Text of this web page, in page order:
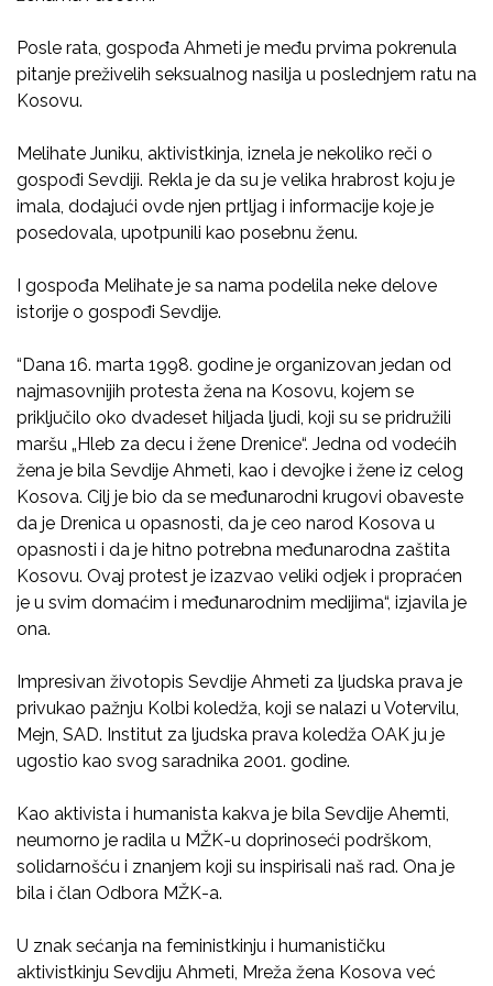
Posle rata, gospođa Ahmeti je među prvima pokrenula
pitanje preživelih seksualnog nasilja u poslednjem ratu na
Kosovu.
Melihate Juniku, aktivistkinja, iznela je nekoliko reči o
gospođi Sevdiji. Rekla je da su je velika hrabrost koju je
imala, dodajući ovde njen prtljag i informacije koje je
posedovala, upotpunili kao posebnu ženu.
I gospođa Melihate je sa nama podelila neke delove
istorije o gospođi Sevdije.
“Dana 16. marta 1998. godine je organizovan jedan od
najmasovnijih protesta žena na Kosovu, kojem se
priključilo oko dvadeset hiljada ljudi, koji su se pridružili
maršu „Hleb za decu i žene Drenice“. Jedna od vodećih
žena je bila Sevdije Ahmeti, kao i devojke i žene iz celog
Kosova. Cilj je bio da se međunarodni krugovi obaveste
da je Drenica u opasnosti, da je ceo narod Kosova u
opasnosti i da je hitno potrebna međunarodna zaštita
Kosovu. Ovaj protest je izazvao veliki odjek i propraćen
je u svim domaćim i međunarodnim medijima“, izjavila je
ona.
Impresivan životopis Sevdije Ahmeti za ljudska prava je
privukao pažnju Kolbi koledža, koji se nalazi u Votervilu,
Mejn, SAD. Institut za ljudska prava koledža OAK ju je
ugostio kao svog saradnika 2001. godine.
Kao aktivista i humanista kakva je bila Sevdije Ahemti,
neumorno je radila u MŽK-u doprinoseći podrškom,
solidarnošću i znanjem koji su inspirisali naš rad. Ona je
bila i član Odbora MŽK-a.
U znak sećanja na feministkinju i humanističku
aktivistkinju Sevdiju Ahmeti, Mreža žena Kosova već